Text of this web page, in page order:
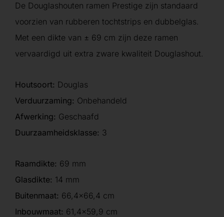
De Douglashouten ramen Prestige zijn standaard
voorzien van rubberen tochtstrips en dubbelglas.
Met een dikte van ± 69 cm zijn deze ramen
vervaardigd uit extra zware kwaliteit Douglashout.
Houtsoort: Douglas
Verduurzaming: Onbehandeld
Afwerking: Geschaafd
Duurzaamheidsklasse: 3
Raamdikte: 69 mm
Glasdikte: 14 mm
Buitenmaat: 66,4×66,4 cm
Inbouwmaat: 61,4×59,9 cm